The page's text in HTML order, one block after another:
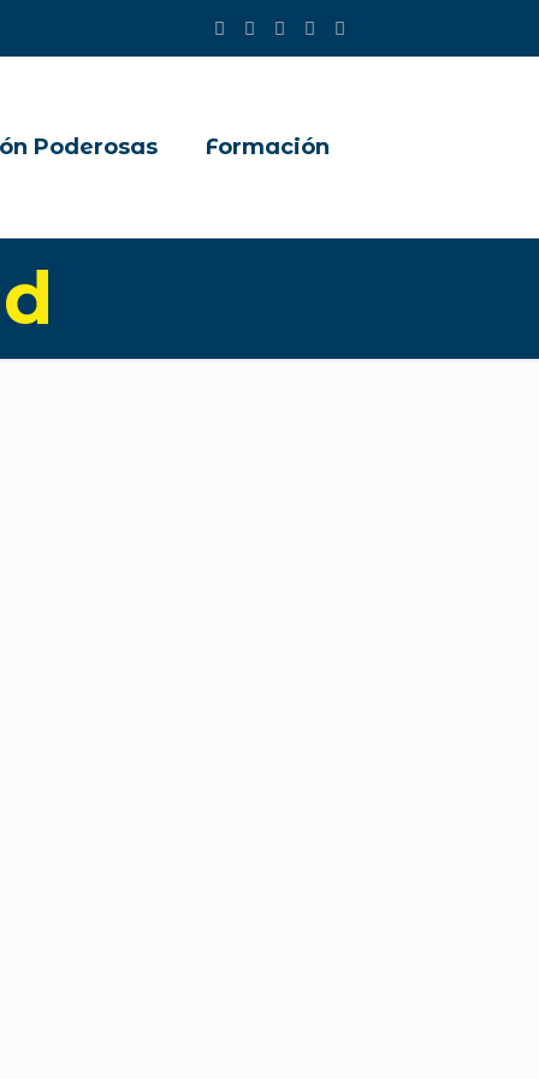
Poderosas Formación